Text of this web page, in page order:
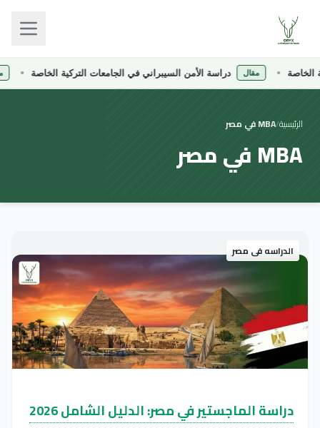
مقال دراسة الأمن السيبراني في الجامعات التركية الخاصة
الرئيسية/MBA في مصر
MBA في مصر
الدراسه فى مصر
دراسة الماجستير في مصر: الدليل الشامل 2026